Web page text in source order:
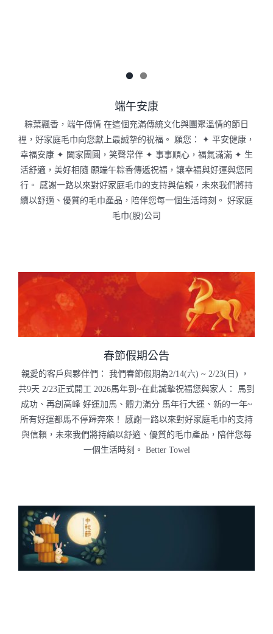
端午安康
粽葉飄香，端午傳情 在這個充滿傳統文化與團聚溫情的節日
裡，好家庭毛巾向您獻上最誠摯的祝福。 願您： ✦ 平安健康，
幸福安康 ✦ 闔家團圓，笑聲常伴 ✦ 事事順心，福氣滿滿 ✦ 生
活舒適，美好相隨 願端午粽香傳遞祝福，讓幸福與好運與您同
行。 感謝一路以來對好家庭毛巾的支持與信賴，未來我們將持
續以舒適、優質的毛巾產品，陪伴您每一個生活時刻。 好家庭
毛巾(股)公司
春節假期公告
親愛的客戶與夥伴們： 我們春節假期為2/14(六) ~ 2/23(日) ，
共9天 2/23正式開工 2026馬年到~在此誠摯祝福您與家人： 馬到
成功、再創高峰 好運加馬、體力滿分 馬年行大運、新的一年~
所有好運都馬不停蹄奔來！⁣⁣⁣⁣⁣⁣⁣⁣⁣⁣⁣⁣⁣⁣⁣⁣⁣⁣⁣⁣⁣⁣⁣⁣⁣⁣⁣⁣⁣⁣⁣⁣⁣⁣⁣⁣⁣⁣⁣⁣⁣⁣⁣⁣⁣⁣⁣⁣⁣⁣⁣⁣⁣⁣⁣⁣⁣⁣⁣⁣⁣⁣⁣⁣⁣⁣⁣⁣⁣⁣⁣⁣⁣⁣⁣⁣⁣⁣⁣⁣⁣⁣⁣⁣⁣⁣⁣⁣⁣⁣⁣⁣⁣⁣⁣⁣⁣⁣⁣⁣⁣⁣⁣⁣⁣⁣⁣⁣⁣⁣⁣⁣⁣⁣⁣⁣⁣⁣⁣⁣⁣⁣⁣⁣⁣⁣⁣⁣⁣⁣⁣⁣⁣⁣⁣⁣⁣⁣⁣⁣⁣⁣⁣⁣⁣⁣⁣⁣⁣⁣⁣⁣⁣⁣⁣⁣⁣⁣⁣⁣⁣⁣⁣⁣⁣⁣⁣⁣⁣⁣⁣⁣⁣⁣⁣⁣⁣⁣⁣⁣⁣⁣⁣⁣⁣⁣⁣⁣⁣⁣⁣⁣⁣⁣⁣⁣⁣⁣⁣⁣⁣⁣⁣⁣⁣⁣⁣⁣⁣⁣⁣⁣⁣⁣⁣⁣⁣⁣⁣⁣⁣⁣⁣⁣⁣⁣⁣⁣⁣⁣⁣⁣⁣⁣⁣⁣⁣⁣⁣⁣⁣⁣⁣⁣⁣⁣⁣⁣⁣⁣⁣⁣⁣⁣⁣⁣⁣⁣⁣⁣⁣⁣⁣⁣⁣⁣⁣⁣⁣⁣⁣⁣⁣⁣⁣⁣⁣⁣⁣⁣⁣⁣⁣⁣⁣⁣⁣⁣⁣⁣⁣⁣⁣⁣⁣⁣⁣⁣⁣⁣⁣⁣⁣⁣⁣⁣⁣⁣⁣⁣⁣⁣⁣⁣⁣⁣⁣⁣⁣⁣⁣⁣⁣⁣⁣⁣⁣⁣⁣⁣⁣⁣⁣⁣⁣⁣⁣⁣⁣⁣⁣⁣⁣⁣⁣⁣⁣⁣⁣⁣⁣⁣⁣⁣⁣⁣⁣⁣⁣⁣⁣⁣⁣⁣⁣⁣⁣⁣⁣⁣⁣⁣⁣⁣⁣⁣⁣⁣⁣⁣⁣⁣⁣⁣⁣⁣⁣⁣⁣⁣⁣⁣⁣⁣⁣⁣⁣⁣⁣⁣⁣⁣⁣⁣⁣⁣⁣⁣⁣⁣⁣⁣⁣⁣⁣⁣⁣⁣⁣⁣⁣⁣⁣⁣⁣⁣⁣⁣⁣⁣⁣⁣⁣⁣⁣⁣⁣⁣⁣⁣⁣⁣⁣⁣⁣⁣⁣⁣⁣⁣⁣⁣⁣⁣⁣⁣⁣⁣⁣⁣⁣⁣⁣⁣⁣⁣⁣⁣⁣⁣⁣⁣⁣⁣⁣⁣⁣⁣⁣⁣⁣⁣⁣⁣⁣⁣⁣⁣⁣⁣⁣⁣⁣⁣⁣⁣⁣⁣⁣⁣⁣⁣⁣⁣⁣⁣⁣⁣⁣⁣⁣⁣⁣⁣⁣⁣⁣ 感謝一路以來對好家庭毛巾的支持
與信賴，未來我們將持續以舒適、優質的毛巾產品，陪伴您每
一個生活時刻。 Better Towel